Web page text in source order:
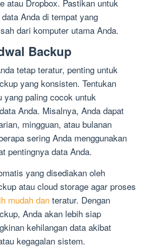
atau Dropbox. Pastikan untuk
Anda di tempat yang
dari komputer utama Anda.
Backup
tetap teratur, penting untuk
yang konsisten. Tentukan
yang paling cocok untuk
Anda. Misalnya, Anda dapat
mingguan, atau bulanan
sering Anda menggunakan
pentingnya data Anda.
yang disediakan oleh
atau cloud storage agar proses
mudah dan teratur. Dengan
Anda akan lebih siap
kehilangan data akibat
kegagalan sistem.